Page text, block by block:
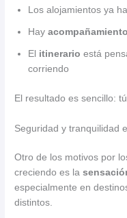
Los alojamientos ya
Hayacompañamiento
El itinerario está
corriendo
El resultado es sencillo:
Seguridad y tranquilidad
Otro de los motivos por
creciendo es la
especialmente en
distintos.